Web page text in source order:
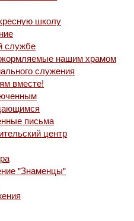
школу
службе
нашим храмом
служения
вместе!
письма
центр
"Знаменцы"